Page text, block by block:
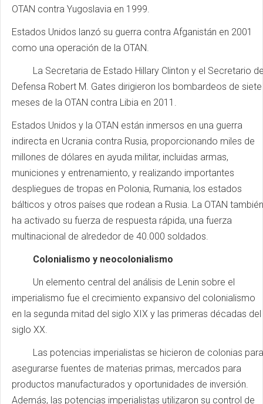
OTAN contra Yugoslavia en 1999.
Estados Unidos lanzó su guerra contra Afganistán en 2001
como una operación de la OTAN.
La Secretaria de Estado Hillary Clinton y el Secretario
Defensa Robert M. Gates dirigieron los bombardeos de siete
meses de la OTAN contra Libia en 2011.
Estados Unidos y la OTAN están inmersos en una guerra
indirecta en Ucrania contra Rusia, proporcionando miles de
millones de dólares en ayuda militar, incluidas armas,
municiones y entrenamiento, y realizando importantes
despliegues de tropas en Polonia, Rumania, los estados
bálticos y otros países que rodean a Rusia. La OTAN también
ha activado su fuerza de respuesta rápida, una fuerza
multinacional de alrededor de 40.000 soldados.
Colonialismo y neocolonialismo
Un elemento central del análisis de Lenin sobre el
imperialismo fue el crecimiento expansivo del colonialismo
en la segunda mitad del siglo XIX y las primeras décadas del
siglo XX.
Las potencias imperialistas se hicieron de colonias para
asegurarse fuentes de materias primas, mercados para
productos manufacturados y oportunidades de inversión.
Además, las potencias imperialistas utilizaron su control de